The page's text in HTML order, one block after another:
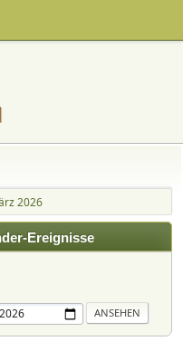
2026
Ereignisse